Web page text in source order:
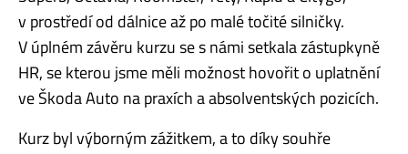
v prostředí od dálnice až po malé točité silničky.
V úplném závěru kurzu se s námi setkala zástupkyně
HR, se kterou jsme měli možnost hovořit o uplatnění
ve Škoda Auto na praxích a absolventských pozicích.
Kurz byl výborným zážitkem, a to díky souhře